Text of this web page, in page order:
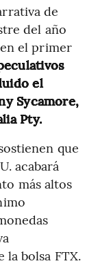
de
del año
en el primer
el
Sycamore,
Pty.
que
acabará
más altos
la bolsa FTX.